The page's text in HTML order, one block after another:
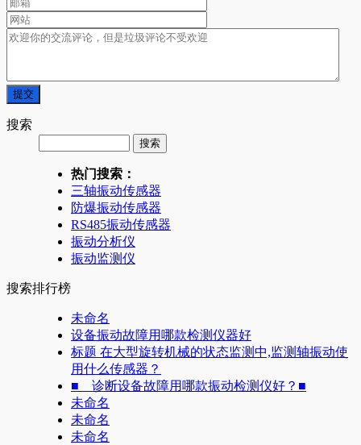
搜索
热门搜索：
三轴振动传感器
防爆振动传感器
RS485振动传感器
振动分析仪
振动监测仪
搜索排行榜
未命名
设备振动故障用哪款检测仪器好
标题 在大型旋转机械的状态监测中,监测轴振动使
用什么传感器？
■ 诊断设备故障用哪款振动检测仪好？■
未命名
未命名
未命名